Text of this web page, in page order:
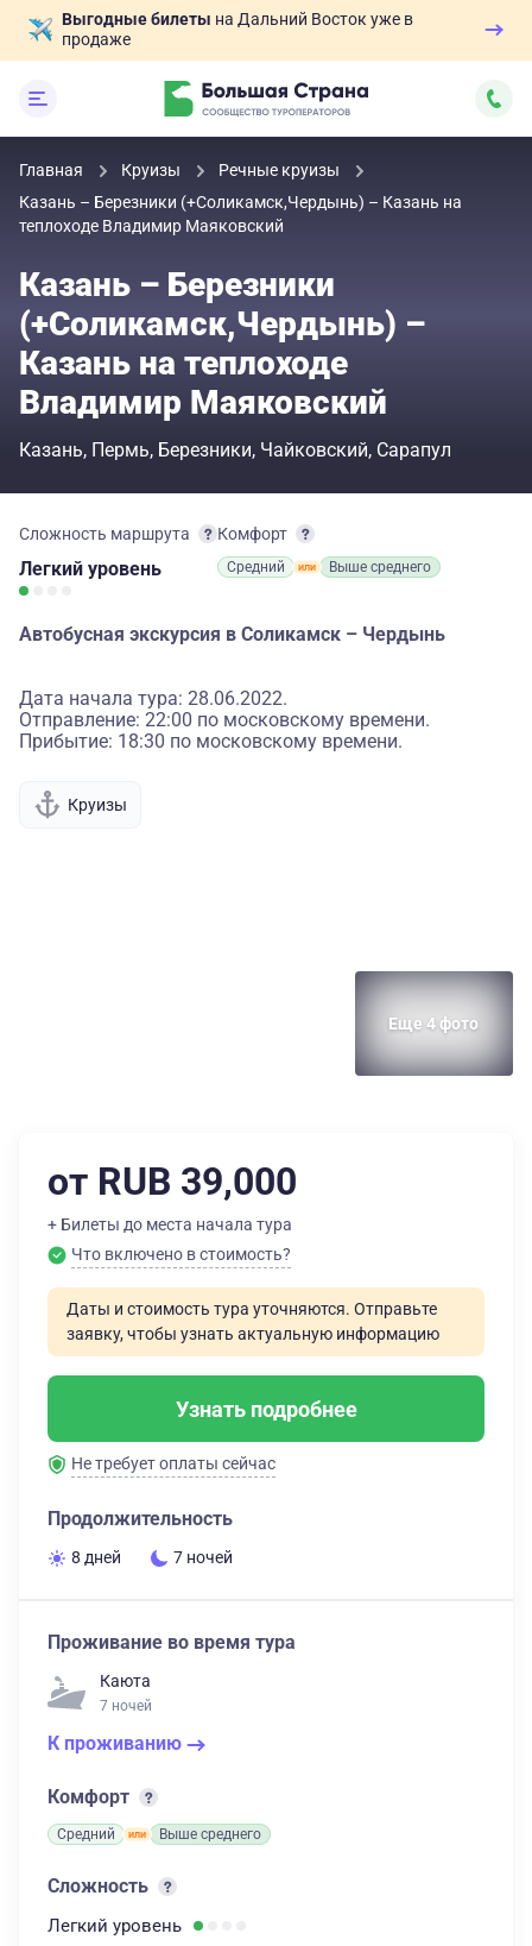
Выгодные билеты на Дальний Восток уже в
продаже
Главная Круизы
Речные круизы
Казань – Березники (+Соликамск,Чердынь) – Казань на
теплоходе Владимир Маяковский
Казань – Березники
(+Соликамск,Чердынь) –
Казань на теплоходе
Владимир Маяковский
Казань Пермь Березники Чайковский Сарапул
Сложность маршрута
Легкий уровень
Комфорт
Средний Выше среднего
Автобусная экскурсия в Соликамск – Чердынь
Дата начала тура: 28.06.2022.
Отправление: 22:00 по московскому времени.
Прибытие: 18:30 по московскому времени.
Круизы
Еще 4 фото
от RUB 39,000
+ Билеты до места начала тура
Что включено в стоимость?
Даты и стоимость тура уточняются. Отправьте
заявку, чтобы узнать актуальную информацию
Узнать подробнее
Не требует оплаты сейчас
Продолжительность
8 дней 7 ночей
Проживание во время тура
Каюта
7 ночей
К проживанию
Комфорт
Средний Выше среднего
Сложность
Легкий уровень